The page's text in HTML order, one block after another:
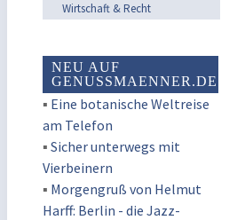
Wirtschaft & Recht
NEU AUF
GENUSSMAENNER.DE
▪ Eine botanische Weltreise
am Telefon
▪ Sicher unterwegs mit
Vierbeinern
▪ Morgengruß von Helmut
Harff: Berlin - die Jazz-